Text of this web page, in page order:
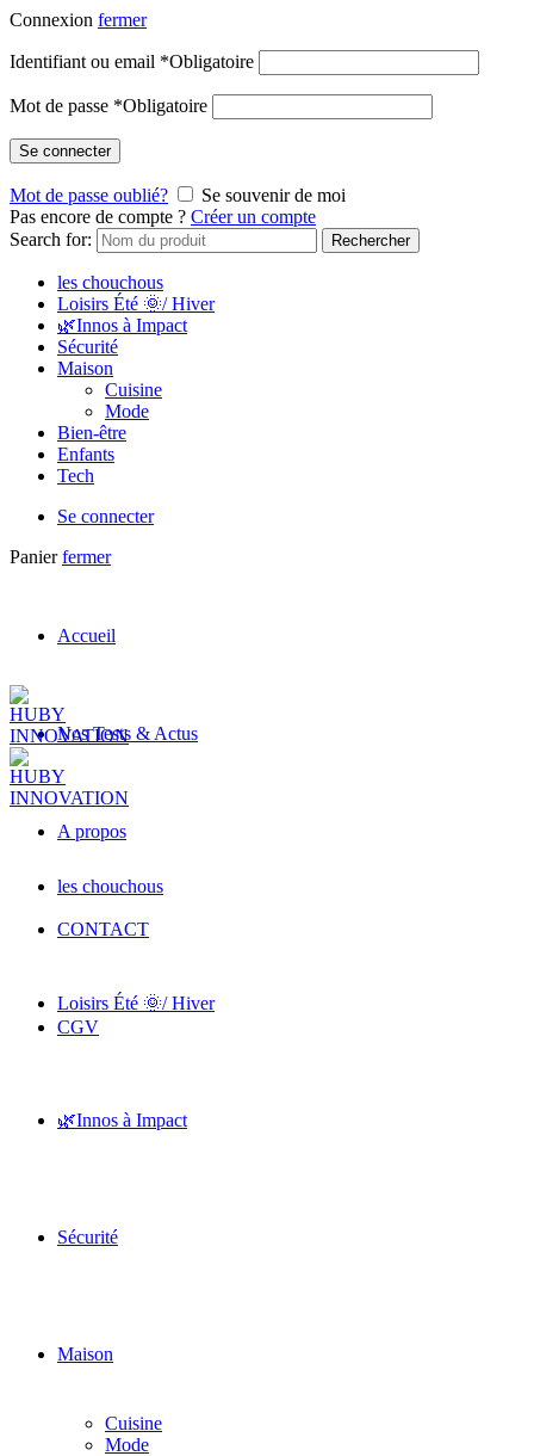
Connexion fermer
Identifiant ou email *Obligatoire
Mot de passe *Obligatoire
Se connecter
Mot de passe oublié?
Se souvenir de moi
Pas encore de compte ? Créer un compte
Search for:
Rechercher
les chouchous
Loisirs Été 🌞/ Hiver
🌿Innos à Impact
Sécurité
Maison
Cuisine
Mode
Bien-être
Enfants
Tech
Se connecter
Panier fermer
Accueil
Nos Tests & Actus
A propos
CONTACT
CGV
les chouchous
Loisirs Été 🌞/ Hiver
🌿Innos à Impact
Sécurité
Maison
Cuisine
Mode